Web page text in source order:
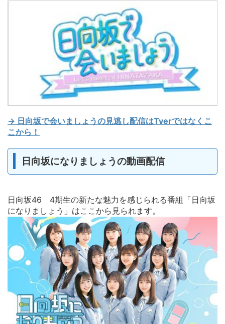
→ 日向坂で会いましょうの見逃し配信はTverではなくこ
こから！
日向坂になりましょうの動画配信
日向坂46 4期生の新たな魅力を感じられる番組「日向坂
になりましょう」はここから見られます。